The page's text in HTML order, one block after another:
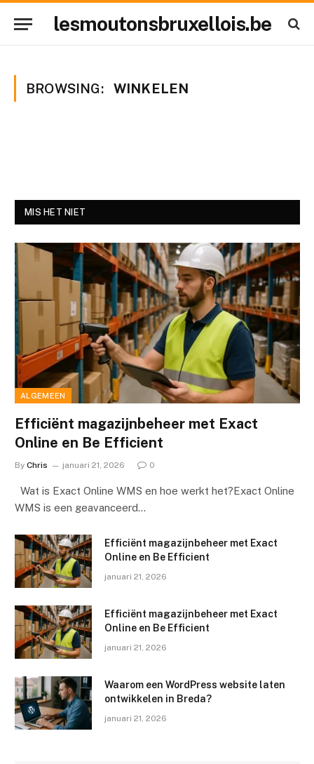
lesmoutonsbruxellois.be
BROWSING: WINKELEN
MIS HET NIET
ALGEMEEN
Efficiënt magazijnbeheer met Exact
Online en Be Efficient
By Chris januari 21, 2026 0
Wat is Exact Online WMS en hoe werkt het?Exact Online
WMS is een geavanceerd…
Efficiënt magazijnbeheer met Exact
Online en Be Efficient
januari 21, 2026
Efficiënt magazijnbeheer met Exact
Online en Be Efficient
januari 21, 2026
Waarom een WordPress website laten
ontwikkelen in Breda?
januari 21, 2026